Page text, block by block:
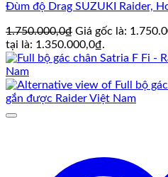
Đùm độ Drag SUZUKI Raider,
1.750.000,0₫ Giá gốc là:
tại là: 1.350.000,0₫.